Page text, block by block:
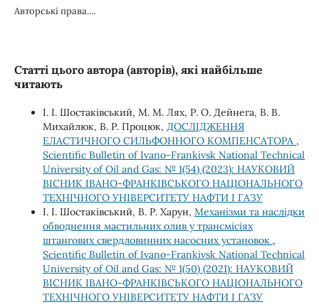
Авторські права....
Статті цього автора (авторів), які найбільше
читають
І. І. Шостаківський, М. М. Лях, Р. О. Дейнега, В. В.
Михайлюк, В. Р. Процюк, ДОСЛІДЖЕННЯ
ЕЛАСТИЧНОГО СИЛЬФОННОГО КОМПЕНСАТОРА ,
Scientific Bulletin of Ivano-Frankivsk National Technical
University of Oil and Gas: № 1(54) (2023): НАУКОВИЙ
ВІСНИК ІВАНО-ФРАНКІВСЬКОГО НАЦІОНАЛЬНОГО
ТЕХНІЧНОГО УНІВЕРСИТЕТУ НАФТИ І ГАЗУ
І. І. Шостаківський, В. Р. Харун, Механізми та наслідки
обводнення мастильних олив у трансмісіях
штангових свердловинних насосних установок ,
Scientific Bulletin of Ivano-Frankivsk National Technical
University of Oil and Gas: № 1(50) (2021): НАУКОВИЙ
ВІСНИК ІВАНО-ФРАНКІВСЬКОГО НАЦІОНАЛЬНОГО
ТЕХНІЧНОГО УНІВЕРСИТЕТУ НАФТИ І ГАЗУ